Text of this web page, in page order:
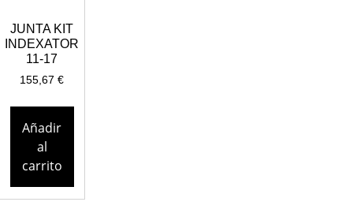
JUNTA KIT
INDEXATOR
11-17
155,67€
Añadir
al
carrito